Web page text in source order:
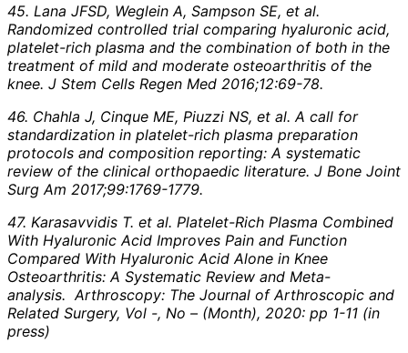
45. Lana JFSD, Weglein A, Sampson SE, et al.
Randomized controlled trial comparing hyaluronic acid,
platelet-rich plasma and the combination of both in the
treatment of mild and moderate osteoarthritis of the
knee. J Stem Cells Regen Med 2016;12:69-78.
46. Chahla J, Cinque ME, Piuzzi NS, et al. A call for
standardization in platelet-rich plasma preparation
protocols and composition reporting: A systematic
review of the clinical orthopaedic literature. J Bone Joint
Surg Am 2017;99:1769-1779.
47. Karasavvidis T. et al. Platelet-Rich Plasma Combined
With Hyaluronic Acid Improves Pain and Function
Compared With Hyaluronic Acid Alone in Knee
Osteoarthritis: A Systematic Review and Meta-
analysis. Arthroscopy: The Journal of Arthroscopic and
Related Surgery, Vol -, No – (Month), 2020: pp 1-11 (in
press)